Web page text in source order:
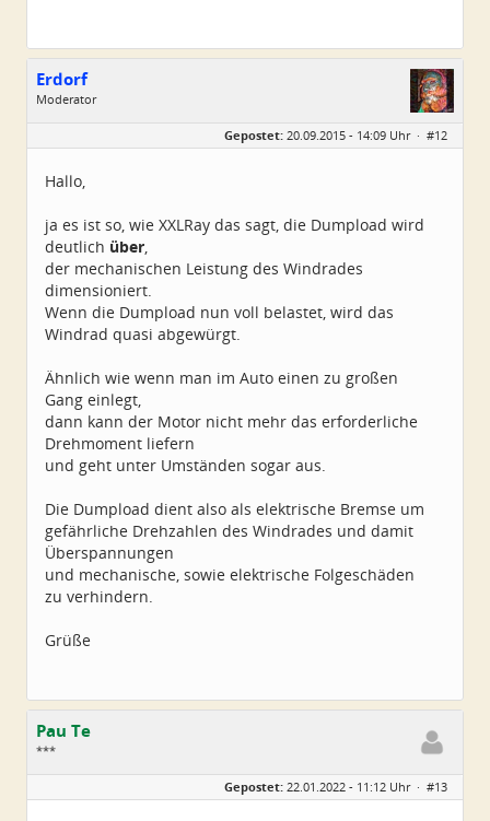
Erdorf
Moderator
Beiträge:
3538
Gepostet: 20.09.2015 - 14:09 Uhr · #12
Hallo,
ja es ist so, wie XXLRay das sagt, die Dumpload wird
deutlich über,
der mechanischen Leistung des Windrades
dimensioniert.
Wenn die Dumpload nun voll belastet, wird das
Windrad quasi abgewürgt.
Ähnlich wie wenn man im Auto einen zu großen
Gang einlegt,
dann kann der Motor nicht mehr das erforderliche
Drehmoment liefern
und geht unter Umständen sogar aus.
Die Dumpload dient also als elektrische Bremse um
gefährliche Drehzahlen des Windrades und damit
Überspannungen
und mechanische, sowie elektrische Folgeschäden
zu verhindern.
Grüße
Pau Te
***
Geschlecht:
Alter:
81
Gepostet: 22.01.2022 - 11:12 Uhr · #13